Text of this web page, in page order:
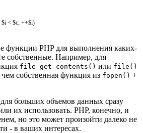
$i < $c; ++$i)
функции PHP для выполнения каких-
собственные. Например, для
file_get_contents() или file()
чем собственная функция из fopen() +
для больших объемов данных сразу
их использовать. PHP, конечно, и
но это может произойти далеко не
- в ваших интересах.